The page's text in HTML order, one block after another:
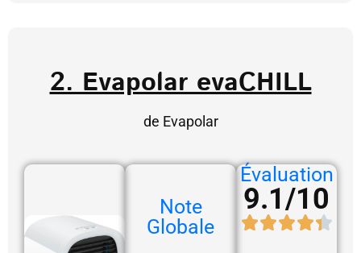
2. Evapolar evaCHILL
de Evapolar
Note
Globale
Évaluation
9.1/10